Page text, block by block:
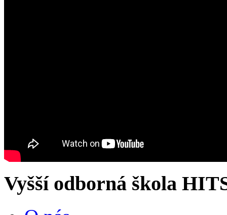
Vyšší odborná škola